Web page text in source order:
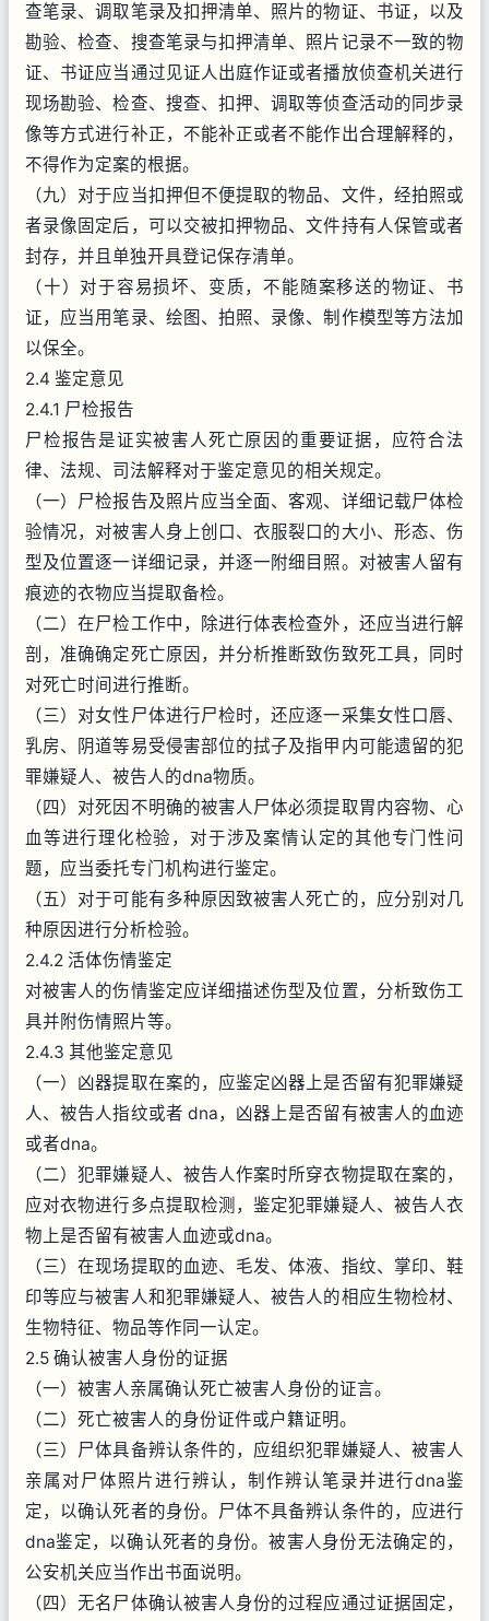
查笔录、调取笔录及扣押清单、照片的物证、书证，以及
勘验、检查、搜查笔录与扣押清单、照片记录不一致的物
证、书证应当通过见证人出庭作证或者播放侦查机关进行
现场勘验、检查、搜查、扣押、调取等侦查活动的同步录
像等方式进行补正，不能补正或者不能作出合理解释的，
不得作为定案的根据。
（九）对于应当扣押但不便提取的物品、文件，经拍照或
者录像固定后，可以交被扣押物品、文件持有人保管或者
封存，并且单独开具登记保存清单。
（十）对于容易损坏、变质，不能随案移送的物证、书
证，应当用笔录、绘图、拍照、录像、制作模型等方法加
以保全。
2.4 鉴定意见
2.4.1 尸检报告
尸检报告是证实被害人死亡原因的重要证据，应符合法
律、法规、司法解释对于鉴定意见的相关规定。
（一）尸检报告及照片应当全面、客观、详细记载尸体检
验情况，对被害人身上创口、衣服裂口的大小、形态、伤
型及位置逐一详细记录，并逐一附细目照。对被害人留有
痕迹的衣物应当提取备检。
（二）在尸检工作中，除进行体表检查外，还应当进行解
剖，准确确定死亡原因，并分析推断致伤致死工具，同时
对死亡时间进行推断。
（三）对女性尸体进行尸检时，还应逐一采集女性口唇、
乳房、阴道等易受侵害部位的拭子及指甲内可能遗留的犯
罪嫌疑人、被告人的dna物质。
（四）对死因不明确的被害人尸体必须提取胃内容物、心
血等进行理化检验，对于涉及案情认定的其他专门性问
题，应当委托专门机构进行鉴定。
（五）对于可能有多种原因致被害人死亡的，应分别对几
种原因进行分析检验。
2.4.2 活体伤情鉴定
对被害人的伤情鉴定应详细描述伤型及位置，分析致伤工
具并附伤情照片等。
2.4.3 其他鉴定意见
（一）凶器提取在案的，应鉴定凶器上是否留有犯罪嫌疑
人、被告人指纹或者 dna，凶器上是否留有被害人的血迹
或者dna。
（二）犯罪嫌疑人、被告人作案时所穿衣物提取在案的，
应对衣物进行多点提取检测，鉴定犯罪嫌疑人、被告人衣
物上是否留有被害人血迹或dna。
（三）在现场提取的血迹、毛发、体液、指纹、掌印、鞋
印等应与被害人和犯罪嫌疑人、被告人的相应生物检材、
生物特征、物品等作同一认定。
2.5 确认被害人身份的证据
（一）被害人亲属确认死亡被害人身份的证言。
（二）死亡被害人的身份证件或户籍证明。
（三）尸体具备辨认条件的，应组织犯罪嫌疑人、被害人
亲属对尸体照片进行辨认，制作辨认笔录并进行dna鉴
定，以确认死者的身份。尸体不具备辨认条件的，应进行
dna鉴定，以确认死者的身份。被害人身份无法确定的，
公安机关应当作出书面说明。
（四）无名尸体确认被害人身份的过程应通过证据固定，